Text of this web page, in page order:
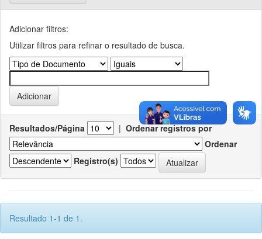
Adicionar filtros:
Utilizar filtros para refinar o resultado de busca.
Resultados/Página | Ordenar registros por
Ordenar
Registro(s)
Resultado 1-1 de 1.